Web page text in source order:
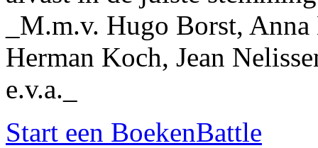
_M.m.v. Hugo Borst,
Herman Koch, Jean
e.v.a._
Start een BoekenBattle